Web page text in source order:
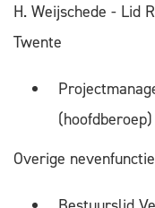
H. Weijschede - Lid
Twente
(hoofdberoep)
Overige